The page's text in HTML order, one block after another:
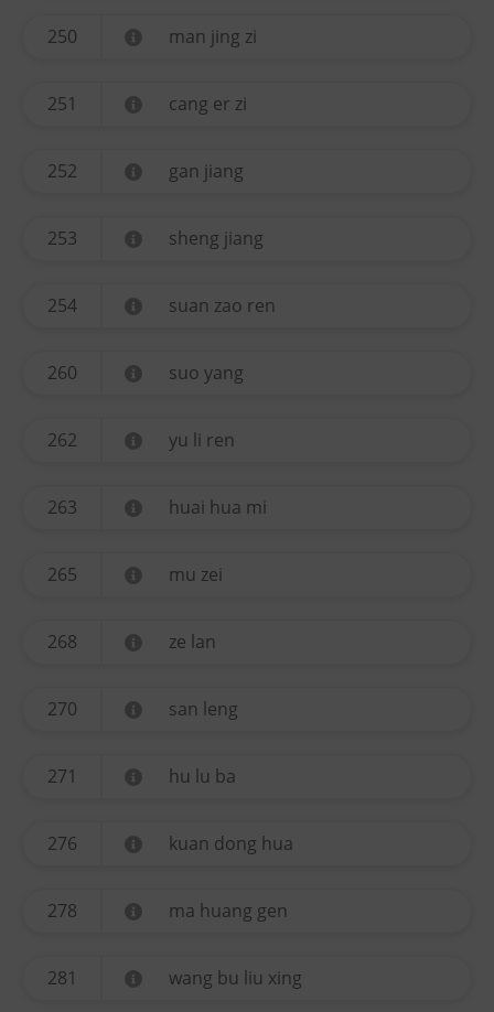
250 man jing zi
251 cang er zi
252 gan jiang
253 sheng jiang
254 suan zao ren
260 suo yang
262 yu li ren
263 huai hua mi
265 mu zei
268 ze lan
270 san leng
271 hu lu ba
276 kuan dong hua
278 ma huang gen
281 wang bu liu xing